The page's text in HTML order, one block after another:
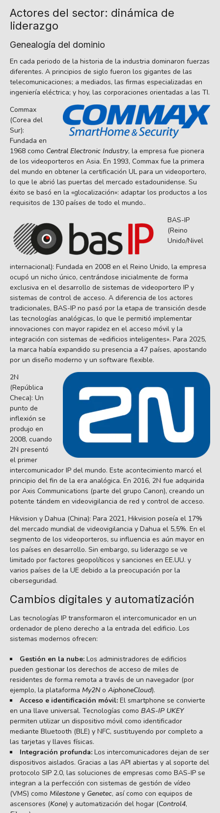
Actores del sector: dinámica de
liderazgo
Genealogía del dominio
En cada periodo de la historia de la industria dominaron fuerzas
diferentes. A principios de siglo fueron los gigantes de las
telecomunicaciones; a mediados, las firmas especializadas en
ingeniería eléctrica; y hoy, las corporaciones orientadas a las TI.
Commax
(Corea del
Sur):
Fundada en
1968 como Central Electronic Industry, la empresa fue pionera
de los videoporteros en Asia. En 1993, Commax fue la primera
del mundo en obtener la certificación UL para un videoportero,
lo que le abrió las puertas del mercado estadounidense. Su
éxito se basó en la «glocalización»: adaptar los productos a los
requisitos de 130 países de todo el mundo..
BAS-IP
(Reino
Unido/Nivel
internacional): Fundada en 2008 en el Reino Unido, la empresa
ocupó un nicho único, centrándose inicialmente de forma
exclusiva en el desarrollo de sistemas de videoportero IP y
sistemas de control de acceso. A diferencia de los actores
tradicionales, BAS-IP no pasó por la etapa de transición desde
las tecnologías analógicas, lo que le permitió implementar
innovaciones con mayor rapidez en el acceso móvil y la
integración con sistemas de «edificios inteligentes». Para 2025,
la marca había expandido su presencia a 47 países, apostando
por un diseño moderno y un software flexible.
2N
(República
Checa): Un
punto de
inflexión se
produjo en
2008, cuando
2N presentó
el primer
intercomunicador IP del mundo. Este acontecimiento marcó el
principio del fin de la era analógica. En 2016, 2N fue adquirida
por Axis Communications (parte del grupo Canon), creando un
potente tándem en videovigilancia de red y control de acceso.
Hikvision y Dahua (China): Para 2021, Hikvision poseía el 17%
del mercado mundial de videovigilancia y Dahua el 5,5%. En el
segmento de los videoporteros, su influencia es aún mayor en
los países en desarrollo. Sin embargo, su liderazgo se ve
limitado por factores geopolíticos y sanciones en EE.UU. y
varios países de la UE debido a la preocupación por la
ciberseguridad.
Cambios digitales y automatización
Las tecnologías IP transformaron el intercomunicador en un
ordenador de pleno derecho a la entrada del edificio. Los
sistemas modernos ofrecen:
Gestión en la nube: Los administradores de edificios
pueden gestionar los derechos de acceso de miles de
residentes de forma remota a través de un navegador (por
ejemplo, la plataforma My2N o AiphoneCloud).
Acceso e identificación móvil: El smartphone se convierte
en una llave universal. Tecnologías como BAS-IP UKEY
permiten utilizar un dispositivo móvil como identificador
mediante Bluetooth (BLE) y NFC, sustituyendo por completo a
las tarjetas y llaves físicas.
Integración profunda: Los intercomunicadores dejan de ser
dispositivos aislados. Gracias a las API abiertas y al soporte del
protocolo SIP 2.0, las soluciones de empresas como BAS-IP se
integran a la perfección con sistemas de gestión de vídeo
(VMS) como Milestone y Genetec, así como con equipos de
ascensores (Kone) y automatización del hogar (Control4,